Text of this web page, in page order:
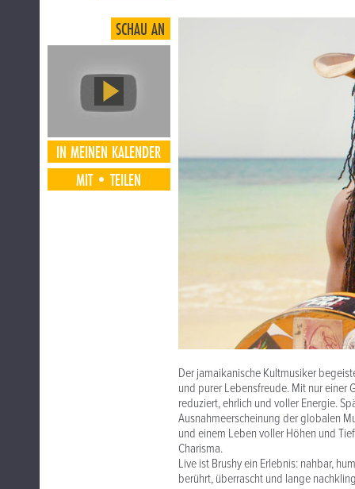
SCHAU AN
IN MEINEN KALENDER
MIT•TEILEN
Der jamaikanische Kultmusiker
und purer Lebensfreude. Mit nur einer
reduziert, ehrlich und voller Energie.
Ausnahmeerscheinung der globalen
und einem Leben voller Höhen und
Charisma.
Live ist Brushy ein Erlebnis: nahbar,
berührt, überrascht und lange